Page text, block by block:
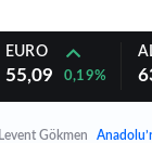
EURO
55,09 0,19%
Levent Gökmen